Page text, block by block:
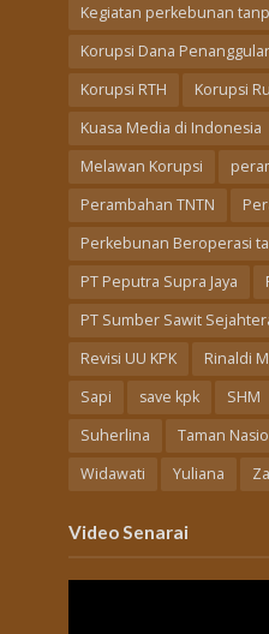
Kegiatan perkebunan
Korupsi Dana
Korupsi RTH
Korupsi
Kuasa Media di Indonesia
Melawan Korupsi
Perambahan TNTN
Perkebunan Beroperasi
PT Peputra Supra Jaya
PT Sumber Sawit
Revisi UU KPK
Rinaldi
Sapi
save kpk SHM
Suherlina
Taman
Widawati
Yuliana
Video Senarai